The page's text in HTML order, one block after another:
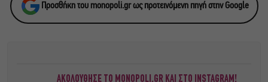
Προσθήκη του monopoli.gr ως προτεινόμενη πηγή στην Google
ΑΚΟΛΟΥΘΗΣΕ ΤΟ MONOPOLI.GR ΚΑΙ ΣΤΟ INSTAGRAM!